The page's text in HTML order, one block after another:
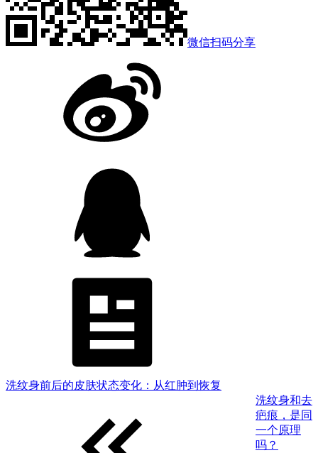
微信扫码分享
洗纹身前后的皮肤状态变化：从红肿到恢复
洗纹身和去
疤痕，是同
一个原理
吗？